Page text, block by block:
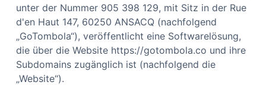
unter der Nummer 905 398 129, mit Sitz in der Rue
d'en Haut 147, 60250 ANSACQ (nachfolgend
„GoTombola“), veröffentlicht eine Softwarelösung,
die über die Website https://gotombola.co und ihre
Subdomains zugänglich ist (nachfolgend die
„Website“).